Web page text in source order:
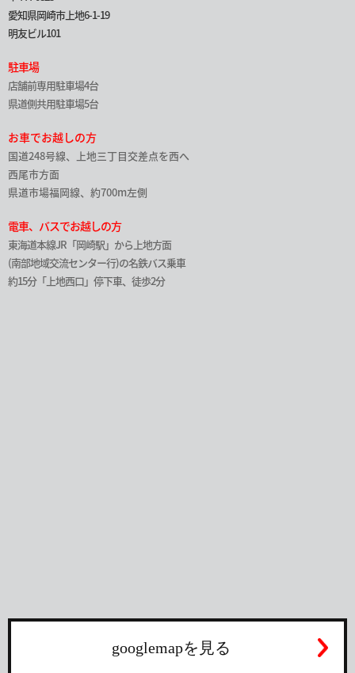
愛知県岡崎市上地6-1-19
明友ビル101
駐車場
店舗前専用駐車場4台
県道側共用駐車場5台
お車でお越しの方
国道248号線、上地三丁目交差点を西へ
西尾市方面
県道市場福岡線、約700m左側
電車、バスでお越しの方
東海道本線JR「岡崎駅」から上地方面
(南部地域交流センター行)の名鉄バス乗車
約15分「上地西口」停下車、徒歩2分
googlemapを見る